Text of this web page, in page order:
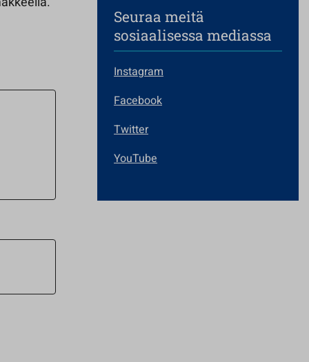
Seuraa meitä
sosiaalisessa mediassa
Instagram
Facebook
Twitter
YouTube